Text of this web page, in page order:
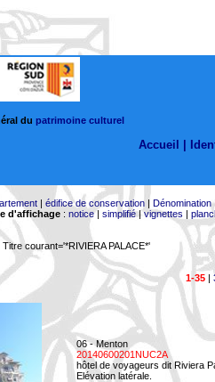
du patrimoine culturel
Accueil |
| édifice de conservation| Dénomination
d'affichage: notice| simplifié|vignettes |
Titre courant='*RIVIERA PALACE*'
1-35|
06 - Menton
20140600201NUC2A
hôtel de voyageurs dit Riviera
Elévation latérale.